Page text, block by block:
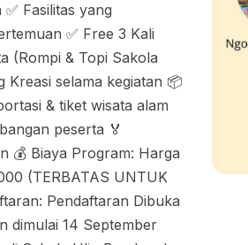
Fasilitas yang
✅ Free 3 Kali
(Rompi & Topi Sakola
selama kegiatan 📦
& tiket wisata alam
peserta 🏅
💰 Biaya Program: Harga
(TERBATAS UNTUK
Pendaftaran Dibuka
dimulai 14 September